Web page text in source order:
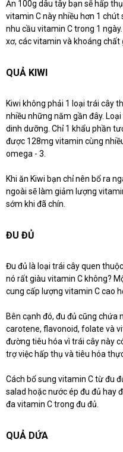
Ăn 100g dâu tây bạn sẽ hấp
vitamin C này nhiều hơn 1 chút
nhu cầu vitamin C trong 1
xơ, các vitamin và khoáng
QUẢ KIWI
Kiwi không phải 1 loại trái cây
nhiều những năm gần đây.
dinh dưỡng. Chỉ 1 khẩu phần
được 128mg vitamin cùng
omega - 3.
Khi ăn Kiwi bạn chỉ nên bổ ra
ngoài sẽ làm giảm lượng
sớm khi đã chín.
ĐU ĐỦ
Đu đủ là loại trái cây quen
nó rất giàu vitamin C không?
cung cấp lượng vitamin C cao
Bên cạnh đó, đu đủ cũng chứa
carotene, flavonoid, folate và
đường tiêu hóa vì trái cây này
trợ việc hấp thụ và tiêu hóa
Cách bổ sung vitamin C từ đu
salad hoặc nước ép đu đủ hay
đa vitamin C trong đu đủ.
QUẢ DỨA